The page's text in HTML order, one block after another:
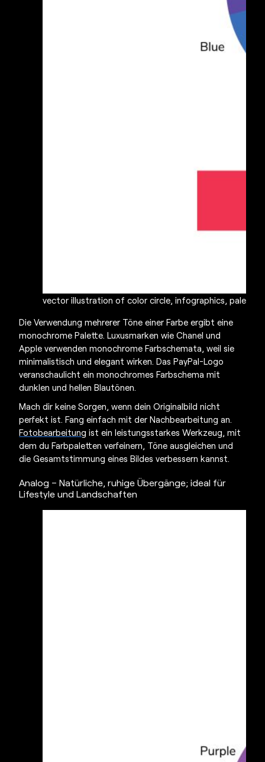
vector illustration of color circle, infographics, palette,
Die Verwendung mehrerer Töne einer Farbe ergibt eine
monochrome Palette. Luxusmarken wie Chanel und
Apple verwenden monochrome Farbschemata, weil sie
minimalistisch und elegant wirken. Das PayPal-Logo
veranschaulicht ein monochromes Farbschema mit
dunklen und hellen Blautönen.
Mach dir keine Sorgen, wenn dein Originalbild nicht
perfekt ist. Fang einfach mit der Nachbearbeitung an.
Fotobearbeitung ist ein leistungsstarkes Werkzeug, mit
dem duFarbpaletten verfeinern, Töne ausgleichen und
die Gesamtstimmung eines Bildes verbessern kannst.
Analog – Natürliche, ruhige Übergänge; ideal für
Lifestyle und Landschaften